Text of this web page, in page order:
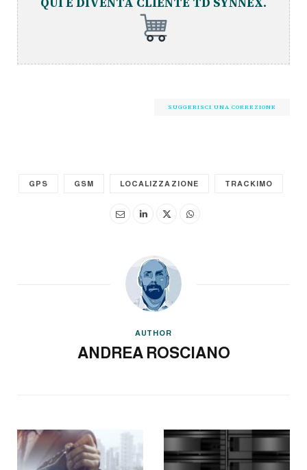
SUGGERISCI UNA CORREZIONE
GPS GSM LOCALIZZAZIONE TRACKIMO
AUTHOR
ANDREA ROSCIANO